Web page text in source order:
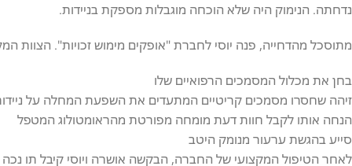
נדחתה. הנימוק היה שלא הוכחה מוגבלות מספקת בניידות.
מתוסכל מהדחייה, פנה יוסי לחברת "אופקים מימוש זכויות". הצוות
בחן את מכלול המסמכים הרפואיים שלו
זיהה שחסרו מסמכים קריטיים המתעדים את השפעת המחלה על
הנחה אותו לקבל חוות דעת מומחה מפורטת מהראומטולוג המטפל
סייע בהגשת ערעור מנומק היטב